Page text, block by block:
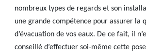
nombreux types de regards et son
une grande compétence pour assurer la
d’évacuation de vos eaux. De ce fait, il
conseillé d’effectuer soi-même cette